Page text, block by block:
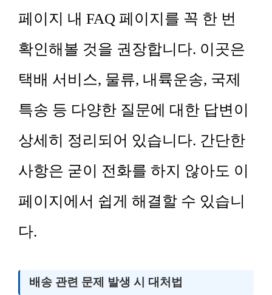
페이지 내 FAQ 페이지를 꼭 한 번
확인해볼 것을 권장합니다. 이곳은
택배 서비스, 물류, 내륙운송, 국제
특송 등 다양한 질문에 대한 답변이
상세히 정리되어 있습니다. 간단한
사항은 굳이 전화를 하지 않아도 이
페이지에서 쉽게 해결할 수 있습니
다.
배송 관련 문제 발생 시 대처법